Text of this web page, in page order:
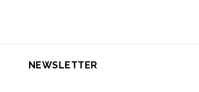
NEWSLETTER